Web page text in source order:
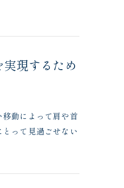
現するため
動によって肩や首
って見過ごせない